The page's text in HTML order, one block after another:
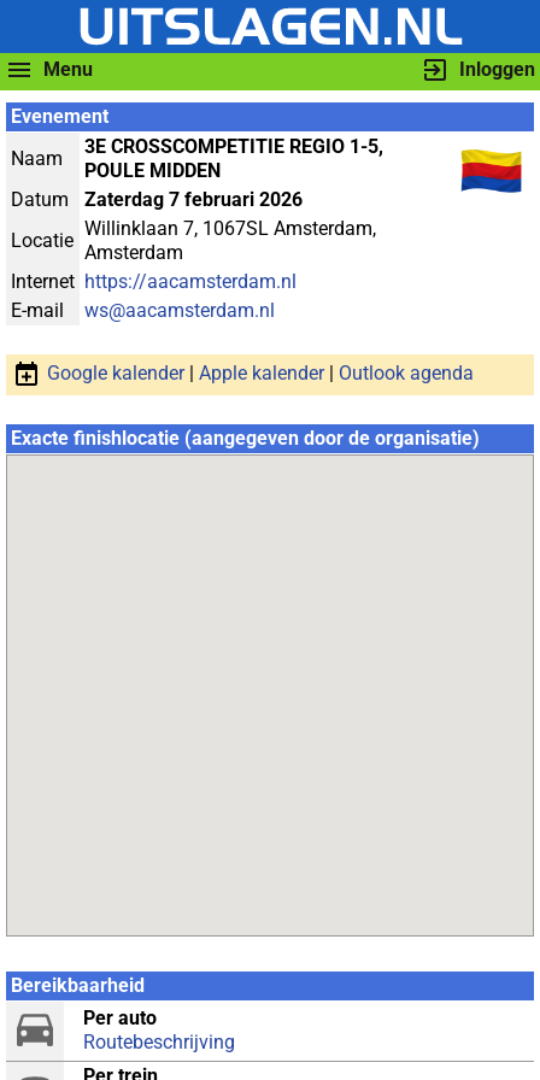
Menu Inloggen
Evenement
Naam
3E CROSSCOMPETITIE REGIO 1-5,
POULE MIDDEN
Datum
Zaterdag 7 februari 2026
Locatie
Willinklaan 7, 1067SL Amsterdam,
Amsterdam
Internet https://aacamsterdam.nl
E-mail
ws@aacamsterdam.nl
Google kalender| Apple kalender| Outlook agenda
Exacte finishlocatie (aangegeven door de organisatie)
Bereikbaarheid
Per auto
Routebeschrijving